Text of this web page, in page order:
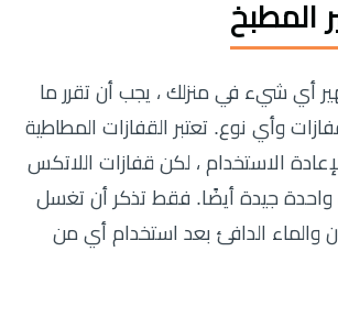
المطبخ
أي شيء في منزلك ، يجب أن تقرر ما
وأي نوع. تعتبر القفازات المطاطية
لإعادة الاستخدام ، لكن قفازات اللاتكس
واحدة جيدة أيضًا. فقط تذكر أن تغسل
والماء الدافئ بعد استخدام أي من